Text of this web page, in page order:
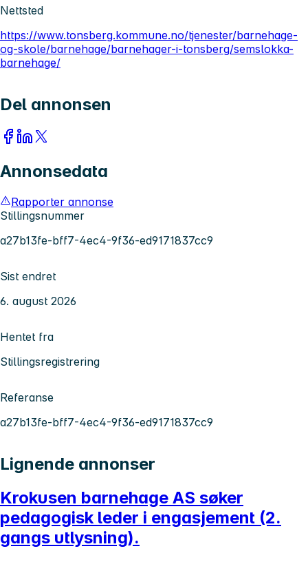
Nettsted
https://www.tonsberg.kommune.no/tjenester/barnehage-
og-skole/barnehage/barnehager-i-tonsberg/semslokka-
barnehage/
Del annonsen
Annonsedata
Rapporter annonse
Stillingsnummer
a27b13fe-bff7-4ec4-9f36-ed9171837cc9
Sist endret
6. august 2026
Hentet fra
Stillingsregistrering
Referanse
a27b13fe-bff7-4ec4-9f36-ed9171837cc9
Lignende annonser
Krokusen barnehage AS søker
pedagogisk leder i engasjement (2.
gangs utlysning).